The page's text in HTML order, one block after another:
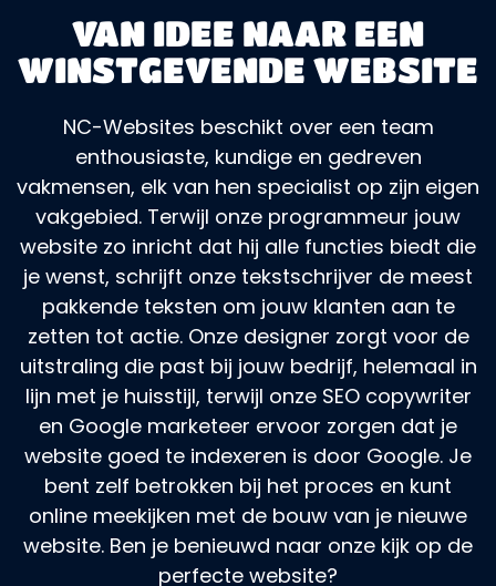
VAN IDEE NAAR EEN
WINSTGEVENDE WEBSITE
NC-Websites beschikt over een team
enthousiaste, kundige en gedreven
vakmensen, elk van hen specialist op zijn eigen
vakgebied. Terwijl onze programmeur jouw
website zo inricht dat hij alle functies biedt die
je wenst, schrijft onze tekstschrijver de meest
pakkende teksten om jouw klanten aan te
zetten tot actie. Onze designer zorgt voor de
uitstraling die past bij jouw bedrijf, helemaal in
lijn met je huisstijl, terwijl onze SEO copywriter
en Google marketeer ervoor zorgen dat je
website goed te indexeren is door Google. Je
bent zelf betrokken bij het proces en kunt
online meekijken met de bouw van je nieuwe
website. Ben je benieuwd naar onze kijk op de
perfecte website?